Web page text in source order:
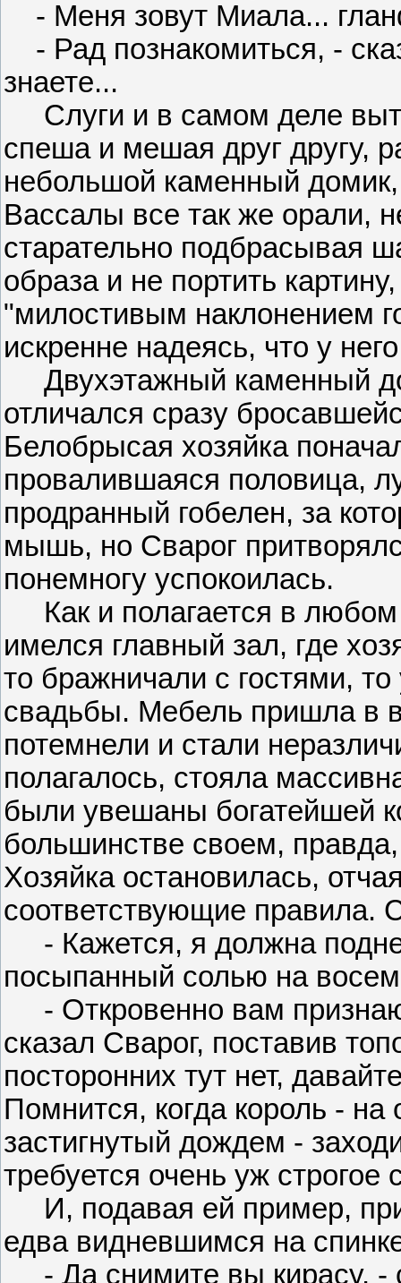
- Меня зовут Миала...
- Рад познакомиться, -
знаете...
Слуги и в самом деле
спеша и мешая друг другу,
небольшой каменный
Вассалы все так же орали,
старательно подбрасывая
образа и не портить
"милостивым наклонением
искренне надеясь, что у
Двухэтажный каменный
отличался сразу
Белобрысая хозяйка
провалившаяся половица,
продранный гобелен, за
мышь, но Сварог
понемногу успокоилась.
Как и полагается в
имелся главный зал, где
то бражничали с гостями,
свадьбы. Мебель пришла в
потемнели и стали
полагалось, стояла
были увешаны богатейшей
большинстве своем,
Хозяйка остановилась,
соответствующие
- Кажется, я должна
посыпанный солью на
- Откровенно вам
сказал Сварог, поставив
посторонних тут нет,
Помнится, когда король -
застигнутый дождем -
требуется очень уж
И, подавая ей пример,
едва видневшимся на
- Да снимите вы кирасу, -